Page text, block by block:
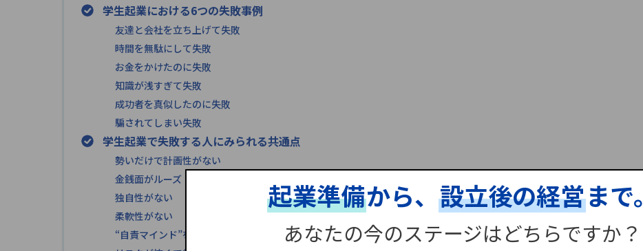
学生起業における6つの失敗事例
友達と会社を立ち上げて失敗
時間を無駄にして失敗
お金をかけたのに失敗
知識が浅すぎて失敗
成功者を真似したのに失敗
騙されてしまい失敗
学生起業で失敗する人にみられる共通点
勢いだけで計画性がない
金銭面がルーズ
独自性がない
柔軟性がない
“自責マインド”を持っていない
起業準備から、設立後の経営まで。
あなたの今のステージはどちらですか？